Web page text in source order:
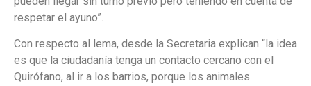
respetar el ayuno”.
Con respecto al lema, desde la Secretaria explican “la idea
es que la ciudadanía tenga un contacto cercano con el
Quirófano, al ir a los barrios, porque los animales